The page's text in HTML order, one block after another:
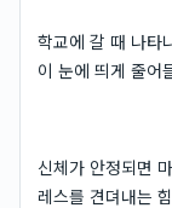
학교에 갈 때 나타
이 눈에 띄게 줄어
신체가 안정되면
레스를 견뎌내는